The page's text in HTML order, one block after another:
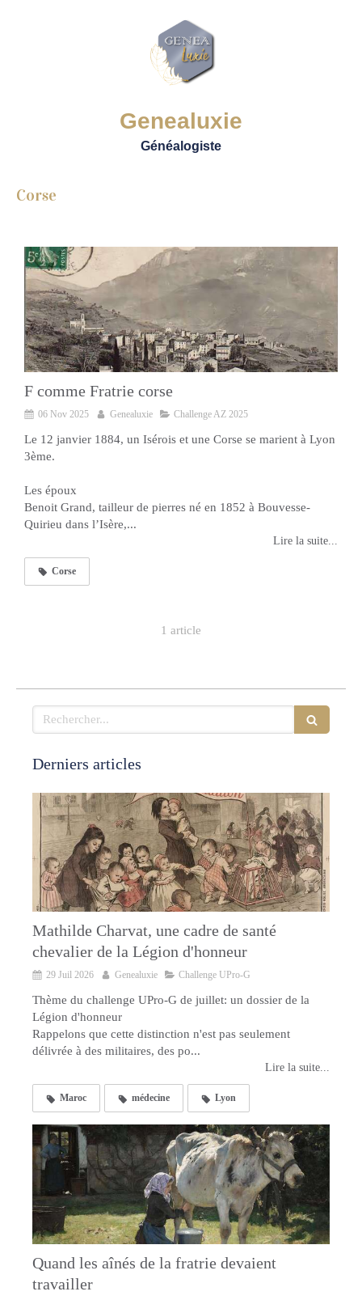
Genealuxie
Généalogiste
Corse
F comme Fratrie corse
06 Nov 2025 Genealuxie Challenge AZ 2025
Le 12 janvier 1884, un Isérois et une Corse se marient à Lyon
3ème.
Les époux
Benoit Grand, tailleur de pierres né en 1852 à Bouvesse-
Quirieu dans l’Isère,...
Lire la suite...
Corse
1 article
Rechercher
Derniers articles
Mathilde Charvat, une cadre de santé
chevalier de la Légion d'honneur
29 Juil 2026 Genealuxie Challenge UPro-G
Thème du challenge UPro-G de juillet: un dossier de la
Légion d'honneur
Rappelons que cette distinction n'est pas seulement
délivrée à des militaires, des po...
Lire la suite...
Maroc médecine Lyon
Quand les aînés de la fratrie devaient
travailler